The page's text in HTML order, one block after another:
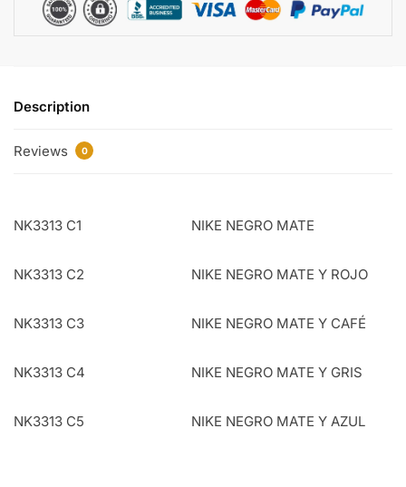
Description
Reviews 0
NK3313 C1 NIKE NEGRO MATE
NK3313 C2 NIKE NEGRO MATE Y ROJO
NK3313 C3 NIKE NEGRO MATE Y CAFÉ
NK3313 C4 NIKE NEGRO MATE Y GRIS
NK3313 C5 NIKE NEGRO MATE Y AZUL